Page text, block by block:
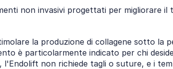
non invasivi progettati per migliorare il
la produzione di collagene sotto la
è particolarmente indicato per chi
l'Endolift non richiede tagli o suture, e i